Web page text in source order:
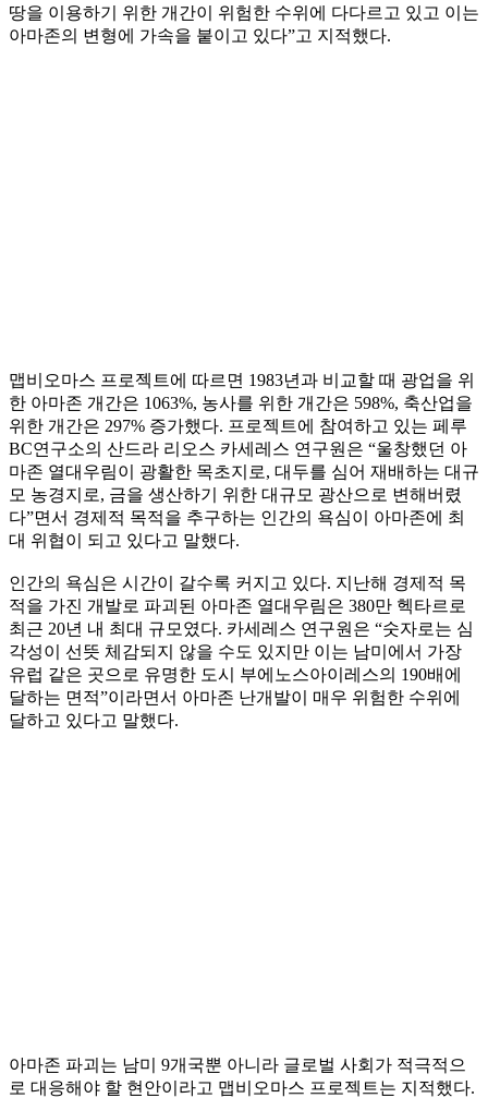
땅을 이용하기 위한 개간이 위험한 수위에 다다르고 있고 이는
아마존의 변형에 가속을 붙이고 있다”고 지적했다.
맵비오마스 프로젝트에 따르면 1983년과 비교할 때 광업을 위
한 아마존 개간은 1063%, 농사를 위한 개간은 598%, 축산업을
위한 개간은 297% 증가했다. 프로젝트에 참여하고 있는 페루
BC연구소의 산드라 리오스 카세레스 연구원은 “울창했던 아
마존 열대우림이 광활한 목초지로, 대두를 심어 재배하는 대규
모 농경지로, 금을 생산하기 위한 대규모 광산으로 변해버렸
다”면서 경제적 목적을 추구하는 인간의 욕심이 아마존에 최
대 위협이 되고 있다고 말했다.
인간의 욕심은 시간이 갈수록 커지고 있다. 지난해 경제적 목
적을 가진 개발로 파괴된 아마존 열대우림은 380만 헥타르로
최근 20년 내 최대 규모였다. 카세레스 연구원은 “숫자로는 심
각성이 선뜻 체감되지 않을 수도 있지만 이는 남미에서 가장
유럽 같은 곳으로 유명한 도시 부에노스아이레스의 190배에
달하는 면적”이라면서 아마존 난개발이 매우 위험한 수위에
달하고 있다고 말했다.
아마존 파괴는 남미 9개국뿐 아니라 글로벌 사회가 적극적으
로 대응해야 할 현안이라고 맵비오마스 프로젝트는 지적했다.